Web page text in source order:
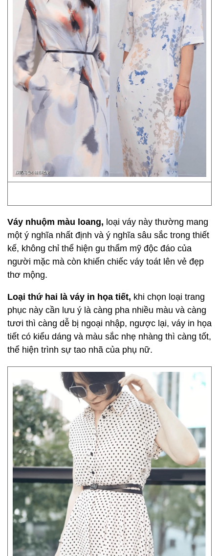
Váy nhuộm màu loang, loại váy này thường mang
một ý nghĩa nhất định và ý nghĩa sâu sắc trong thiết
kế, không chỉ thể hiện gu thẩm mỹ độc đáo của
người mặc mà còn khiến chiếc váy toát lên vẻ đẹp
thơ mộng.
Loại thứ hai là váy in họa tiết, khi chọn loại trang
phục này cần lưu ý là càng pha nhiều màu và càng
tươi thì càng dễ bị ngoại nhập, ngược lại, váy in họa
tiết có kiểu dáng và màu sắc nhẹ nhàng thì càng tốt,
thể hiện trình sự tao nhã của phụ nữ.